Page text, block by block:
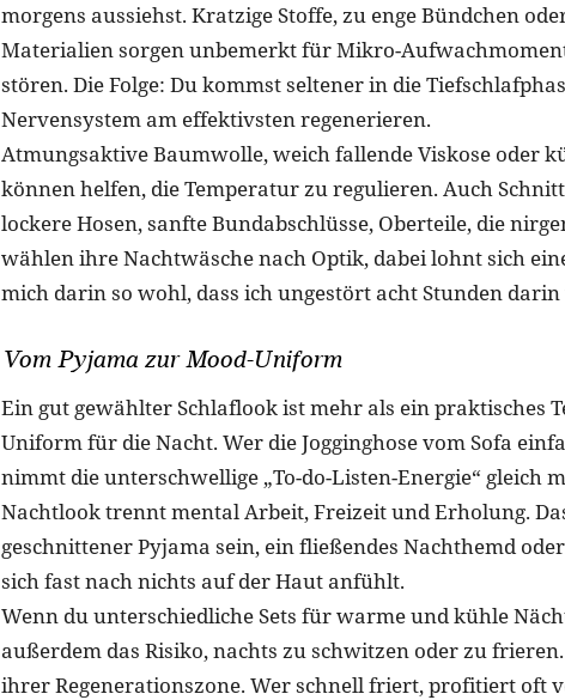
morgens aussiehst. Kratzige Stoffe, zu enge Bündchen
Materialien sorgen unbemerkt für Mikro-
stören. Die Folge: Du kommst seltener in die
Nervensystem am effektivsten regenerieren.
Atmungsaktive Baumwolle, weich fallende Viskose oder
können helfen, die Temperatur zu regulieren. Auch
lockere Hosen, sanfte Bundabschlüsse, Oberteile, die
wählen ihre Nachtwäsche nach Optik, dabei lohnt sich
mich darin so wohl, dass ich ungestört acht Stunden
Vom Pyjama zur Mood-Uniform
Ein gut gewählter Schlaflook ist mehr als ein praktisches
Uniform für die Nacht. Wer die Jogginghose vom Sofa
nimmt die unterschwellige „To-do-Listen-Energie“ gleich
Nachtlook trennt mental Arbeit, Freizeit und Erholung.
geschnittener Pyjama sein, ein fließendes Nachthemd
sich fast nach nichts auf der Haut anfühlt.
Wenn du unterschiedliche Sets für warme und kühle
außerdem das Risiko, nachts zu schwitzen oder zu
ihrer Regenerationszone. Wer schnell friert, profitiert oft